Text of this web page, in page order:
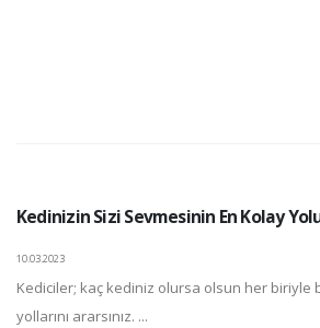
Kedinizin Sizi Sevmesinin En Kolay
10.03.2023
Kediciler; kaç kediniz olursa olsun her biriyle
yollarını ararsınız. ...